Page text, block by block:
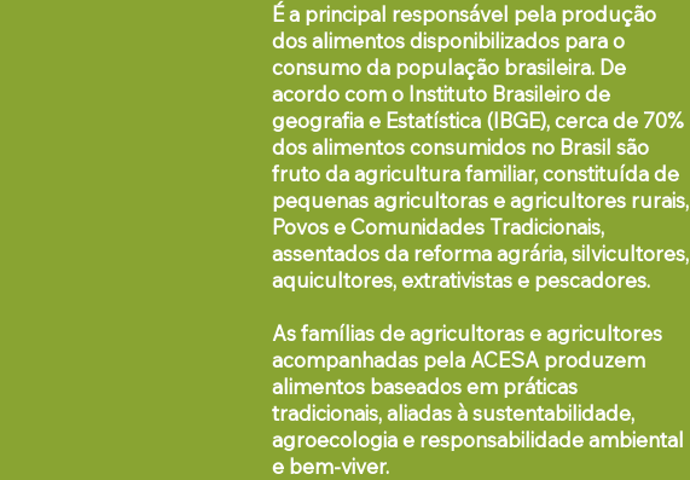
É a principal responsável pela produção
dos alimentos disponibilizados para o
consumo da população brasileira. De
acordo com o Instituto Brasileiro de
geografia e Estatística (IBGE), cerca de 70%
dos alimentos consumidos no Brasil são
fruto da agricultura familiar, constituída de
pequenas agricultoras e agricultores rurais,
Povos e Comunidades Tradicionais,
assentados da reforma agrária, silvicultores,
aquicultores, extrativistas e pescadores.
As famílias de agricultoras e agricultores
acompanhadas pela ACESA produzem
alimentos baseados em práticas
tradicionais, aliadas àsustentabilidade,
agroecologia e responsabilidade ambiental
e bem-viver.